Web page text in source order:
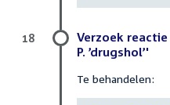
Verzoek
P. ’drugshol’'
Te behandelen:
18